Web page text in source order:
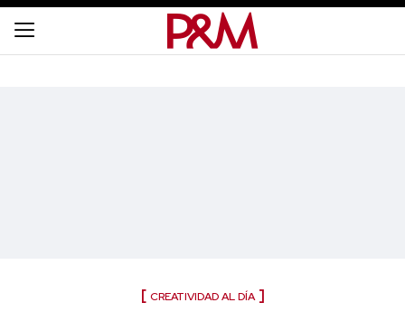
CREATIVIDAD AL DÍA